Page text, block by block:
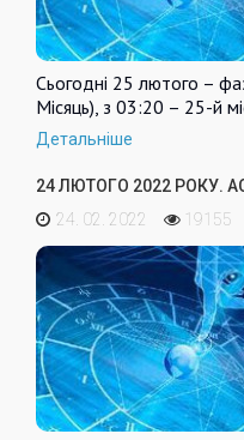
Сьогодні 25 лютого –
Місяць), з 03:20 – 25-й
Детальніше
24 ЛЮТОГО 2022 РОКУ.
24. 02. 2022
19155